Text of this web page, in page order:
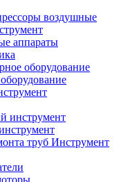
воздушные
аппараты
оборудование
Инструмент